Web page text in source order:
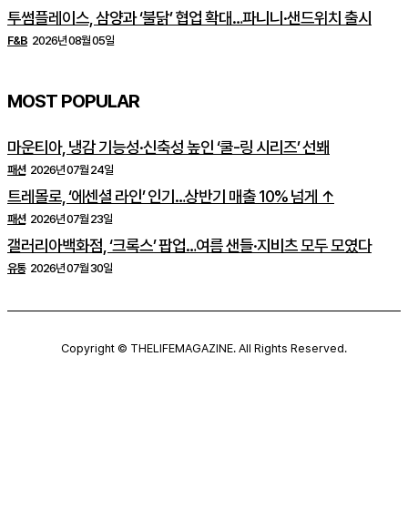
투썸플레이스, 삼양과 ‘불닭’ 협업 확대…파니니·샌드위치 출시
F&B 2026년 08월 05일
MOST POPULAR
마운티아, 냉감 기능성·신축성 높인 ‘쿨-링 시리즈’ 선봬
패션 2026년 07월 24일
트레몰로, ‘에센셜 라인’ 인기…상반기 매출 10% 넘게 ↑
패션 2026년 07월 23일
갤러리아백화점, ‘크록스’ 팝업…여름 샌들·지비츠 모두 모였다
유통 2026년 07월 30일
Copyright © THELIFEMAGAZINE. All Rights Reserved.